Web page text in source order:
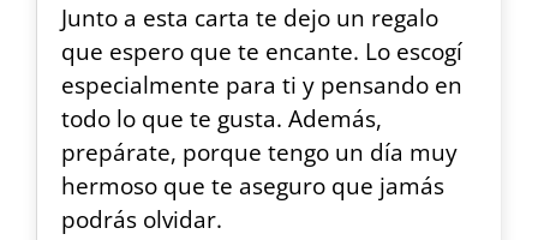
Junto a esta carta te dejo un regalo
que espero que te encante. Lo escogí
especialmente para ti y pensando en
todo lo que te gusta. Además,
prepárate, porque tengo un día muy
hermoso que te aseguro que jamás
podrás olvidar.